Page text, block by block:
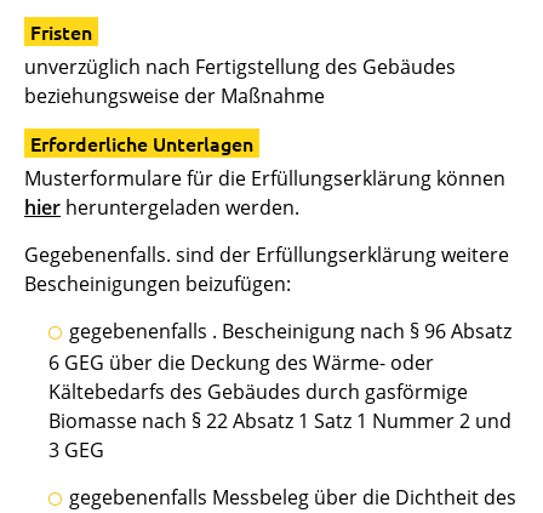
Fristen
unverzüglich nach Fertigstellung des Gebäudes
beziehungsweise der Maßnahme
Erforderliche Unterlagen
Musterformulare für die Erfüllungserklärung können
hier heruntergeladen werden.
Gegebenenfalls. sind der Erfüllungserklärung weitere
Bescheinigungen beizufügen:
gegebenenfalls . Bescheinigung nach § 96 Absatz
6 GEG über die Deckung des Wärme- oder
Kältebedarfs des Gebäudes durch gasförmige
Biomasse nach § 22 Absatz 1 Satz 1 Nummer 2 und
3 GEG
gegebenenfalls Messbeleg über die Dichtheit des